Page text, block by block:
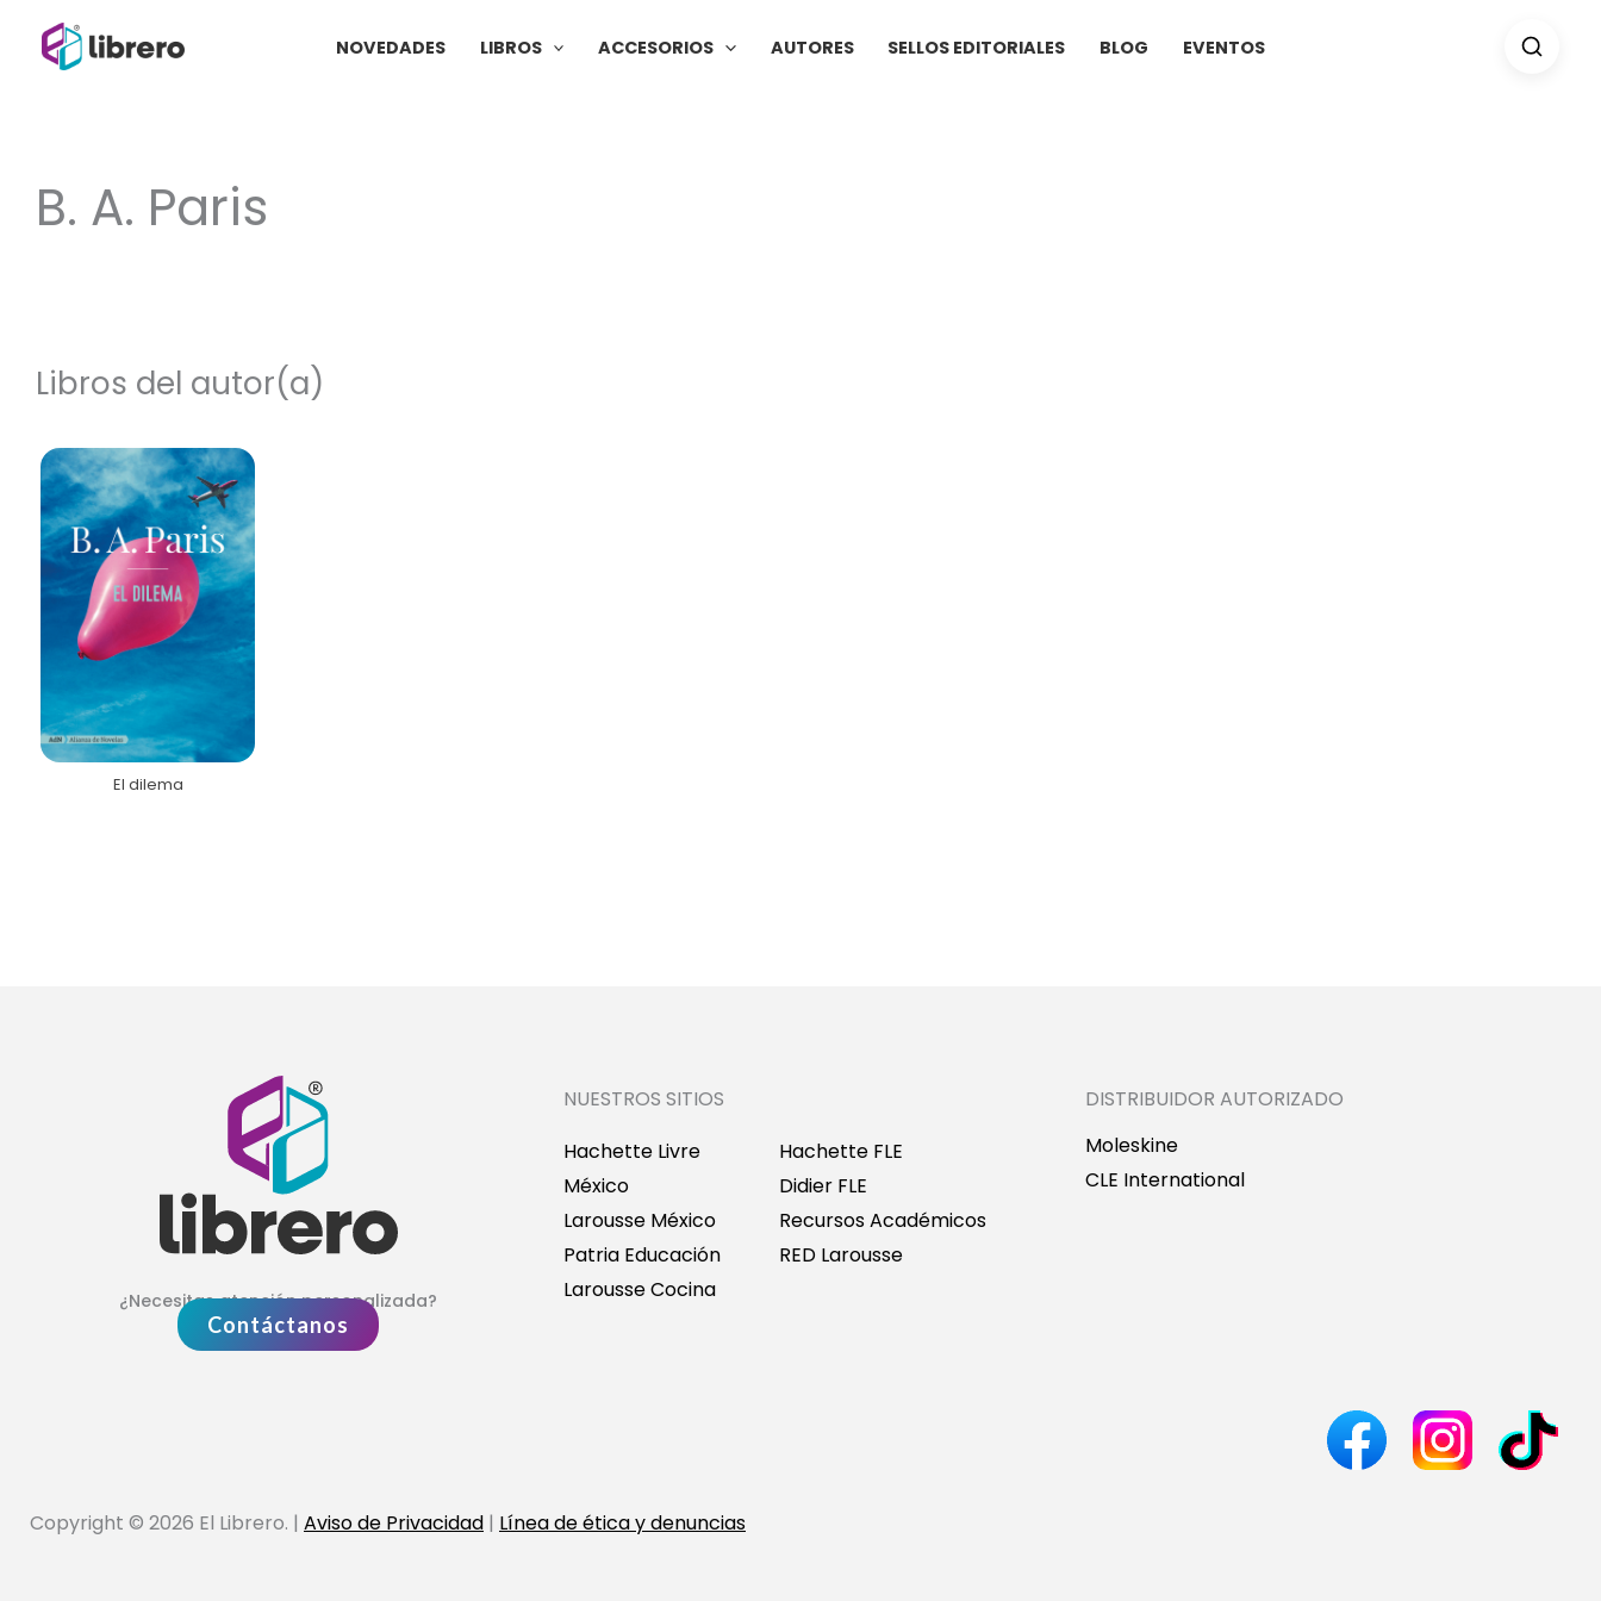
NOVEDADES LIBROS ACCESORIOS AUTORES SELLOS EDITORIALES BLOG EVENTOS
B. A. Paris
Libros del autor(a)
El dilema
¿Necesitas atención personalizada?
Contáctanos
NUESTROS SITIOS
Hachette Livre
México
Larousse México
Patria Educación
Larousse Cocina
Hachette FLE
Didier FLE
Recursos Académicos
RED Larousse
DISTRIBUIDOR AUTORIZADO
Moleskine
CLE International
Copyright © 2026 El Librero. | Aviso de Privacidad | Línea de ética y denuncias